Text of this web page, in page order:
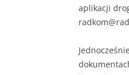
aplikacji